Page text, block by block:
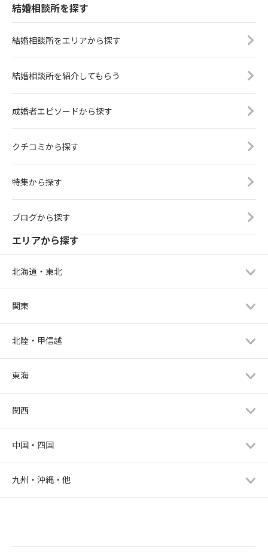
結婚相談所を探す
結婚相談所をエリアから探す
結婚相談所を紹介してもらう
成婚者エピソードから探す
クチコミから探す
特集から探す
ブログから探す
エリアから探す
北海道・東北
関東
北陸・甲信越
東海
関西
中国・四国
九州・沖縄・他